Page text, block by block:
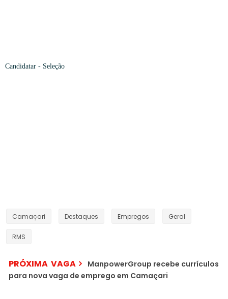
Candidatar - Seleção
Camaçari Destaques Empregos Geral
RMS
PRÓXIMA VAGA
ManpowerGroup recebe currículos
para nova vaga de emprego em Camaçari